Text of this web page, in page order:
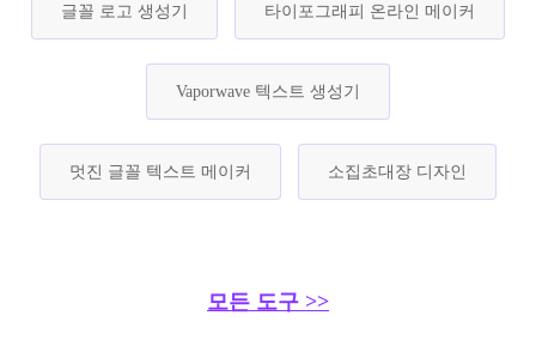
글꼴 로고 생성기 타이포그래피 온라인 메이커
Vaporwave 텍스트 생성기
멋진 글꼴 텍스트 메이커 소집초대장 디자인
모든 도구 >>